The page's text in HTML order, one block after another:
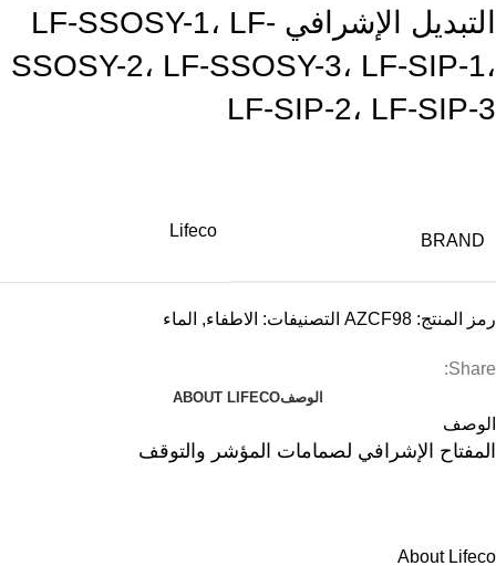
التبديل الإشرافي LF-SSOSY-1، LF-
SSOSY-2، LF-SSOSY-3، LF-SIP-1،
LF-SIP-2، LF-SIP-3
BRAND
Lifeco
رمز المنتج: AZCF98 التصنيفات: الاطفاء, الماء
Share:
الوصفABOUT LIFECO
الوصف
المفتاح الإشرافي لصمامات المؤشر والتوقف
About Lifeco